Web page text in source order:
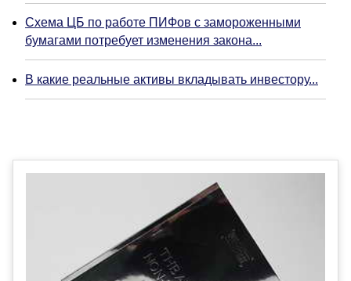
Схема ЦБ по работе ПИФов с замороженными
бумагами потребует изменения закона...
В какие реальные активы вкладывать инвестору...